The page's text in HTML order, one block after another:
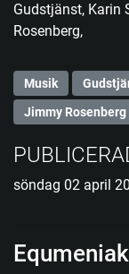
Gudstjänst, Karin
Rosenberg,
Musik
Jimmy Rosenberg
söndag 02 april